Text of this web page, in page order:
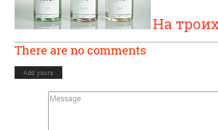
На
There are no comments
Add yours